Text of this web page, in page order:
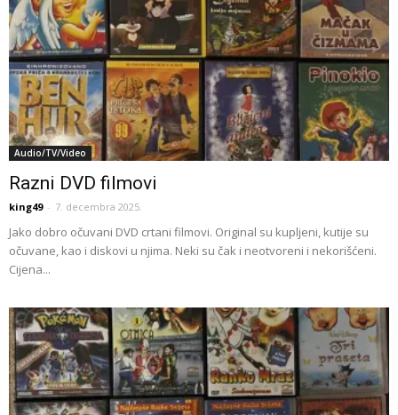
Audio/TV/Video
Razni DVD filmovi
king49 - 7. decembra 2025.
Jako dobro očuvani DVD crtani filmovi. Original su kupljeni, kutije su
očuvane, kao i diskovi u njima. Neki su čak i neotvoreni i nekorišćeni.
Cijena...